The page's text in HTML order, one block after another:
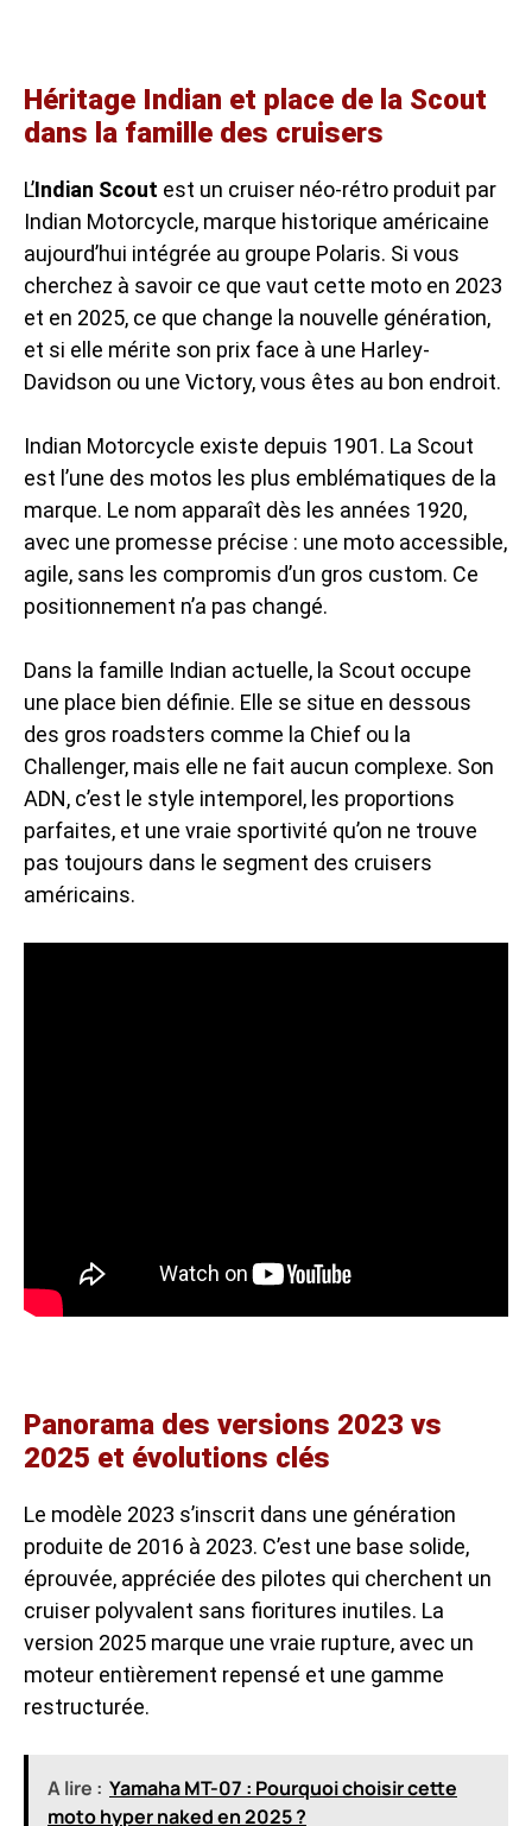
Héritage Indian et place de la Scout
dans la famille des cruisers
L’Indian Scout est un cruiser néo-rétro produit par
Indian Motorcycle, marque historique américaine
aujourd’hui intégrée au groupe Polaris. Si vous
cherchez à savoir ce que vaut cette moto en 2023
et en 2025, ce que change la nouvelle génération,
et si elle mérite son prix face à une Harley-
Davidson ou une Victory, vous êtes au bon endroit.
Indian Motorcycle existe depuis 1901. La Scout
est l’une des motos les plus emblématiques de la
marque. Le nom apparaît dès les années 1920,
avec une promesse précise : une moto accessible,
agile, sans les compromis d’un gros custom. Ce
positionnement n’a pas changé.
Dans la famille Indian actuelle, la Scout occupe
une place bien définie. Elle se situe en dessous
des gros roadsters comme la Chief ou la
Challenger, mais elle ne fait aucun complexe. Son
ADN, c’est le style intemporel, les proportions
parfaites, et une vraie sportivité qu’on ne trouve
pas toujours dans le segment des cruisers
américains.
Panorama des versions 2023 vs
2025 et évolutions clés
Le modèle 2023 s’inscrit dans une génération
produite de 2016 à 2023. C’est une base solide,
éprouvée, appréciée des pilotes qui cherchent un
cruiser polyvalent sans fioritures inutiles. La
version 2025 marque une vraie rupture, avec un
moteur entièrement repensé et une gamme
restructurée.
A lire : Yamaha MT-07 : Pourquoi choisir cette
moto hyper naked en 2025 ?